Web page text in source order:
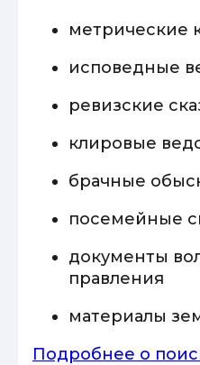
метрические
исповедные
ревизские
клировые
брачные
посемейные
документы
правления
материалы
Подробнее о